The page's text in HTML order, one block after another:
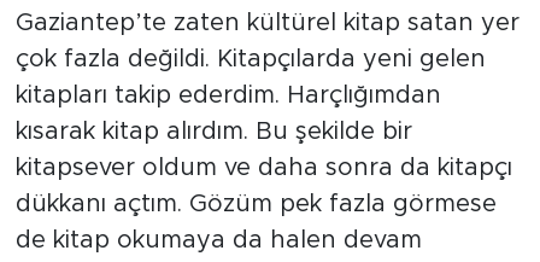
Gaziantep’te zaten kültürel kitap satan yer
çok fazla değildi. Kitapçılarda yeni gelen
kitapları takip ederdim. Harçlığımdan
kısarak kitap alırdım. Bu şekilde bir
kitapsever oldum ve daha sonra da kitapçı
dükkanı açtım. Gözüm pek fazla görmese
de kitap okumaya da halen devam